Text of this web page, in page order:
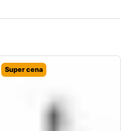
Super cena